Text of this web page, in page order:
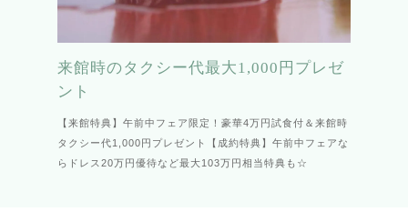
来館時のタクシー代最大1,000円プレゼ
ント
【来館特典】午前中フェア限定！豪華4万円試食付＆来館時
タクシー代1,000円プレゼント【成約特典】午前中フェアな
らドレス20万円優待など最大103万円相当特典も☆